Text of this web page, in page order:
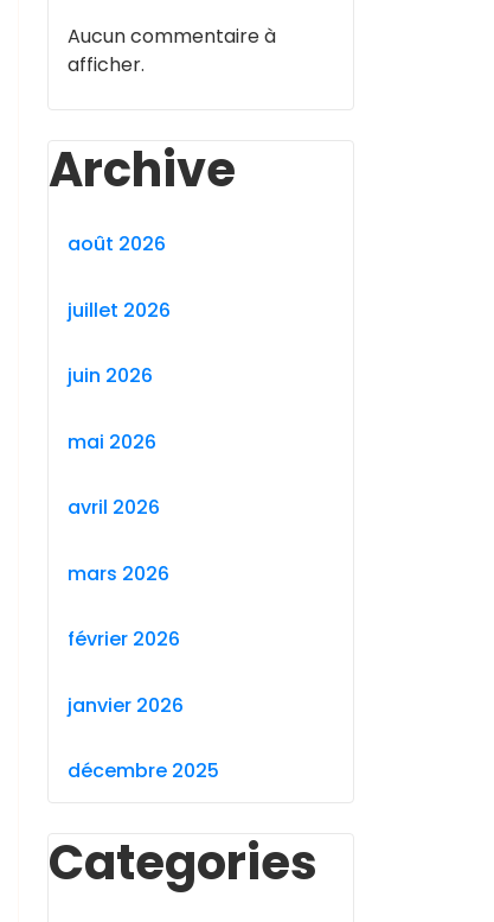
Aucun commentaire à
afficher.
Archive
août 2026
juillet 2026
juin 2026
mai 2026
avril 2026
mars 2026
février 2026
janvier 2026
décembre 2025
Categories